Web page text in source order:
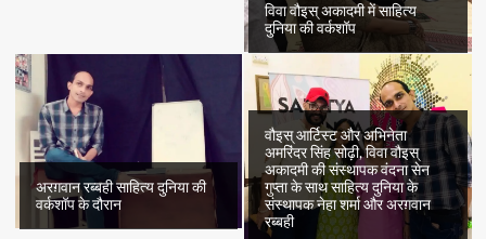
विवा वौइस् अकादमी में साहित्य
दुनिया की वर्कशॉप
अरग़वान रब्बही साहित्य दुनिया की
वर्कशॉप के दौरान
वौइस् आर्टिस्ट और अभिनेता
अमरिंदर सिंह सोढ़ी, विवा वौइस्
अकादमी की संस्थापक वंदना सेन
गुप्ता के साथ साहित्य दुनिया के
संस्थापक नेहा शर्मा और अरग़वान
रब्बही